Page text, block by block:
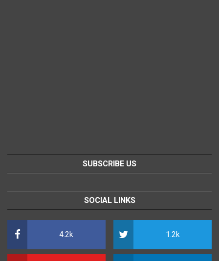
SUBSCRIBE US
SOCIAL LINKS
4.2k 1.2k